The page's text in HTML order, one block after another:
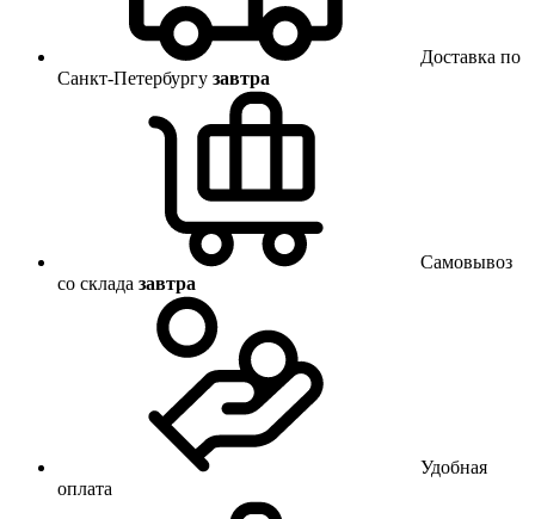
Доставка по
Санкт-Петербургу завтра
Самовывоз
со склада завтра
Удобная
оплата